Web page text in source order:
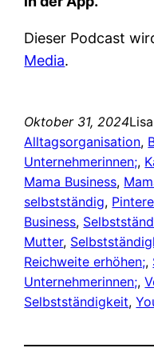
Dieser Podcast
Media.
Oktober 31, 2024Lisa
Alltagsorganisation,
Unternehmerinnen;,
Mama Business,
selbstständig,
Business,
Mutter,
Reichweite erhöhen;,
Unternehmerinnen;,
Selbstständigkeit,